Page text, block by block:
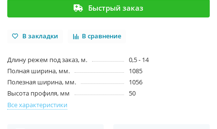
Быстрый заказ
В закладки В сравнение
Длину режем под заказ, м.
0,5 - 14
Полная ширина, мм.
1085
Полезная ширина, мм.
1056
Высота профиля, мм
50
Все характеристики